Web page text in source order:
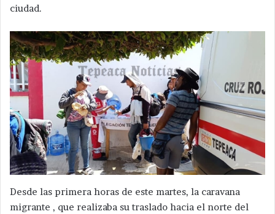
ciudad.
Desde las primera horas de este martes, la caravana
migrante , que realizaba su traslado hacia el norte del